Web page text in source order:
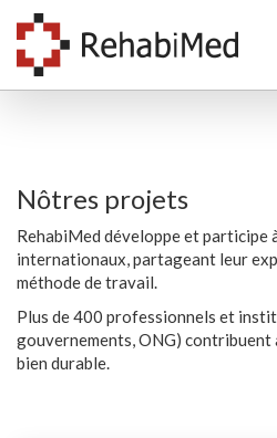
Nôtres projets
RehabiMed développe et participe
internationaux, partageant leur
méthode de travail.
Plus de 400 professionnels et
gouvernements, ONG)
bien durable.